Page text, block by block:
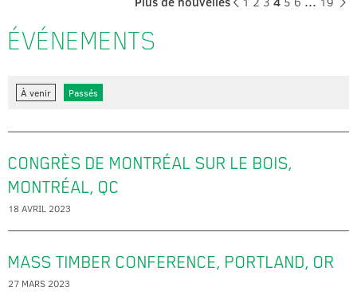
ÉVÉNEMENTS
À venir Passés
CONGRÈS DE MONTRÉAL SUR LE BOIS,
MONTRÉAL, QC
18 AVRIL 2023
MASS TIMBER CONFERENCE, PORTLAND, OR
27 MARS 2023